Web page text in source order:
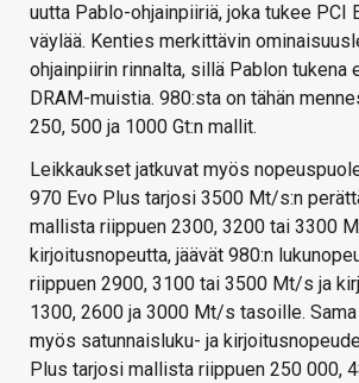
uutta Pablo-ohjainpiiriä, joka tukee PCI
väylää. Kenties merkittävin
ohjainpiirin rinnalta, sillä Pablon tukena
DRAM-muistia. 980:sta on tähän
250, 500 ja 1000 Gt:n mallit.
Leikkaukset jatkuvat myös
970 Evo Plus tarjosi 3500 Mt/s:n
mallista riippuen 2300, 3200 tai 3300
kirjoitusnopeutta, jäävät 980:n
riippuen 2900, 3100 tai 3500 Mt/s ja
1300, 2600 ja 3000 Mt/s tasoille.
myös satunnaisluku- ja
Plus tarjosi mallista riippuen 250 000,